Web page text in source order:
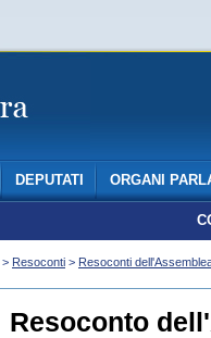
DEPUTATI ORGANI
> Resoconti > Resoconti
Resoconto